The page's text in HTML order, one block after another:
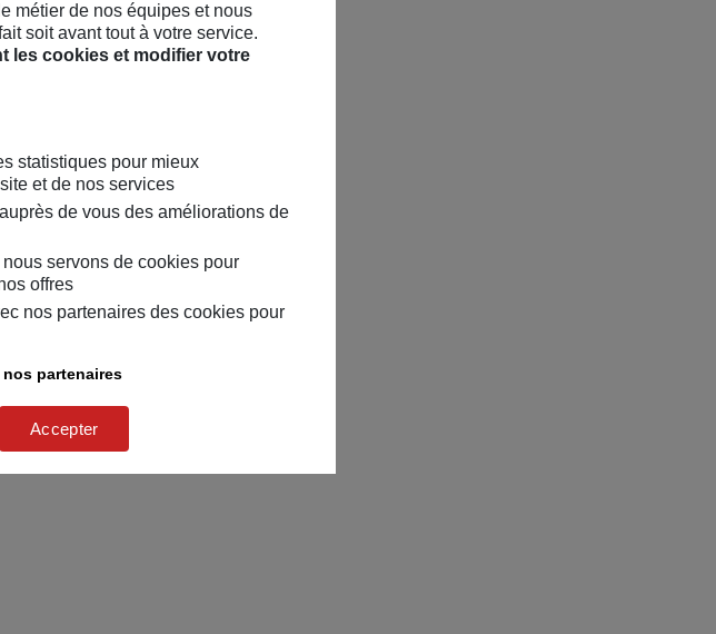
métier de nos équipes et nous
soit avant tout à votre service.
les cookies et modifier votre
statistiques pour mieux
et de nos services
de vous des améliorations de
nous servons de cookies pour
offres
nos partenaires des cookies pour
partenaires
Accepter